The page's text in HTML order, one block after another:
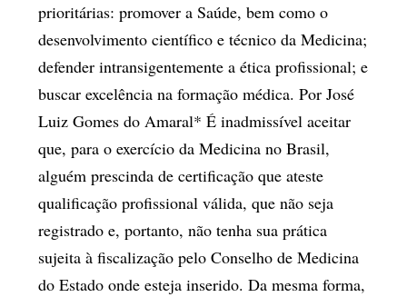
prioritárias: promover a Saúde, bem como o
desenvolvimento científico e técnico da Medicina;
defender intransigentemente a ética profissional; e
buscar excelência na formação médica. Por José
Luiz Gomes do Amaral* É inadmissível aceitar
que, para o exercício da Medicina no Brasil,
alguém prescinda de certificação que ateste
qualificação profissional válida, que não seja
registrado e, portanto, não tenha sua prática
sujeita à fiscalização pelo Conselho de Medicina
do Estado onde esteja inserido. Da mesma forma,